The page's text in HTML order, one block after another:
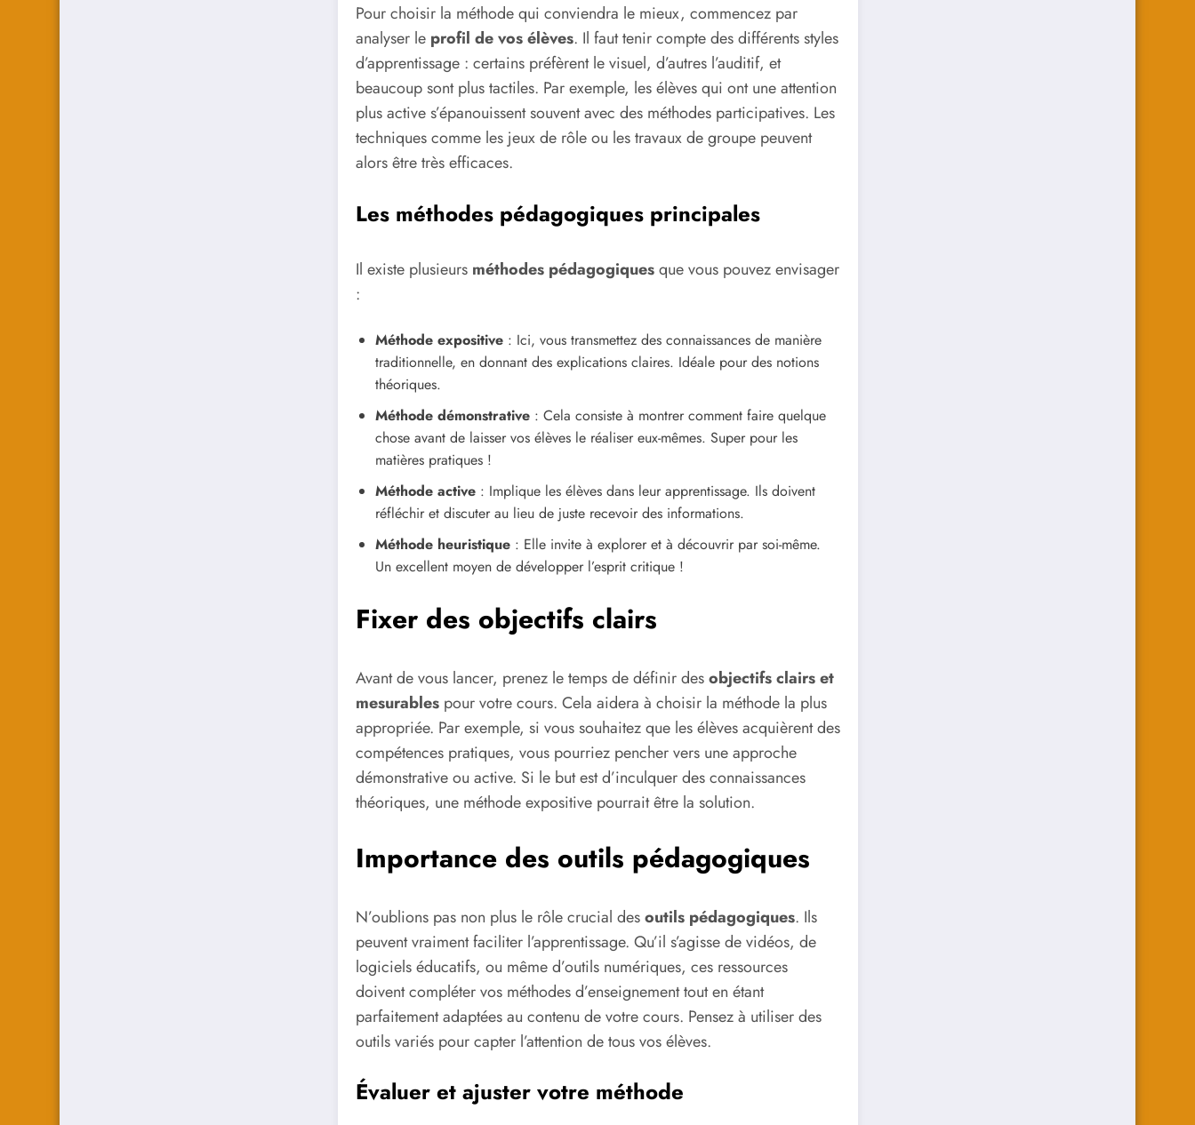
Pour choisir la méthode qui conviendra le mieux, commencez par
analyser le profil de vos élèves. Il faut tenir compte des différents styles
d’apprentissage : certains préfèrent le visuel, d’autres l’auditif, et
beaucoup sont plus tactiles. Par exemple, les élèves qui ont une attention
plus active s’épanouissent souvent avec des méthodes participatives. Les
techniques comme les jeux de rôle ou les travaux de groupe peuvent
alors être très efficaces.
Les méthodes pédagogiques principales
Il existe plusieurs méthodes pédagogiquesque vous pouvez envisager
:
Méthode expositive: Ici, vous transmettez des connaissances de manière
traditionnelle, en donnant des explications claires. Idéale pour des notions
théoriques.
Méthode démonstrative: Cela consiste à montrer comment faire quelque
chose avant de laisser vos élèves le réaliser eux-mêmes. Super pour les
matières pratiques !
Méthode active: Implique les élèves dans leur apprentissage. Ils doivent
réfléchir et discuter au lieu de juste recevoir des informations.
Méthode heuristique: Elle invite à explorer et à découvrir par soi-même.
Un excellent moyen de développer l’esprit critique !
Fixer des objectifs clairs
Avant de vous lancer, prenez le temps de définir desobjectifs clairs et
mesurablespour votre cours. Cela aidera à choisir la méthode la plus
appropriée. Par exemple, si vous souhaitez que les élèves acquièrent des
compétences pratiques, vous pourriez pencher vers une approche
démonstrative ou active. Si le but est d’inculquer des connaissances
théoriques, une méthode expositive pourrait être la solution.
Importance des outils pédagogiques
N’oublions pas non plus le rôle crucial desoutils pédagogiques. Ils
peuvent vraiment faciliter l’apprentissage. Qu’il s’agisse de vidéos, de
logiciels éducatifs, ou même d’outils numériques, ces ressources
doivent compléter vos méthodes d’enseignement tout en étant
parfaitement adaptées au contenu de votre cours. Pensez à utiliser des
outils variés pour capter l’attention de tous vos élèves.
Évaluer et ajuster votre méthode